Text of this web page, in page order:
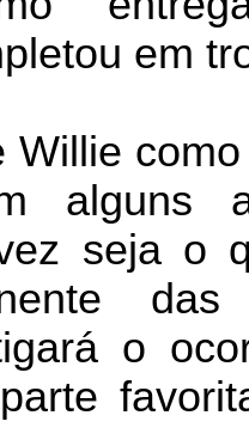
em
alguns
seja o
das
o